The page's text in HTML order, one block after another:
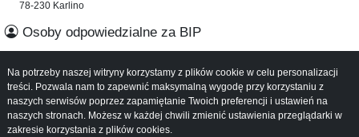
78-230 Karlino
Osoby odpowiedzialne za BIP
Informacje o serwisie
Mapa serwisu
Instrukcja obsługi
Na potrzeby naszej witryny korzystamy z plików cookie w celu personalizacji
treści. Pozwala nam to zapewnić maksymalną wygodę przy korzystaniu z
naszych serwisów poprzez zapamiętanie Twoich preferencji i ustawień na
naszych stronach. Możesz w każdej chwili zmienić ustawienia przeglądarki w
zakresie korzystania z plików cookies.